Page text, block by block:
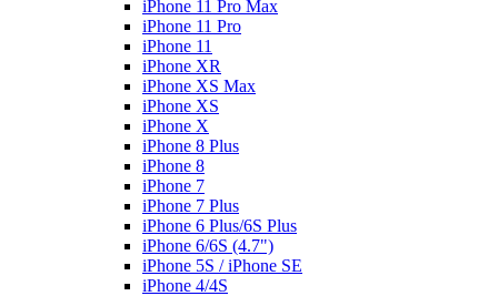
iPhone 11 Pro Max
iPhone 11 Pro
iPhone 11
iPhone XR
iPhone XS Max
iPhone XS
iPhone X
iPhone 8 Plus
iPhone 8
iPhone 7
iPhone 7 Plus
iPhone 6 Plus/6S Plus
iPhone 6/6S (4.7")
iPhone 5S / iPhone SE
iPhone 4/4S